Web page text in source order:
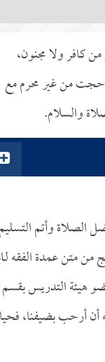
كافر ولا مجنون،
حجت من غير محرم مع
والسلام.
الصلاة وأتم
من متن عمدة الفقه لـ
هيئة التدريس بقسم
أن أرحب بضيفنا،